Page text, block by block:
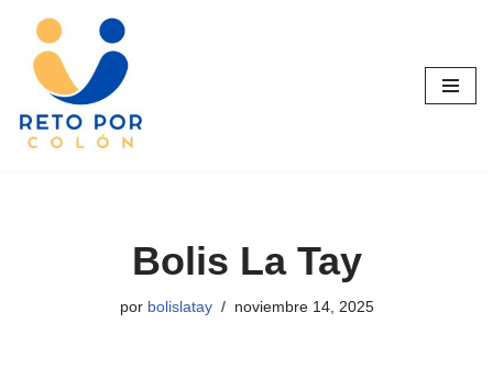
Saltar
contenido
Bolis La Tay
por bolislatay noviembre 14, 2025